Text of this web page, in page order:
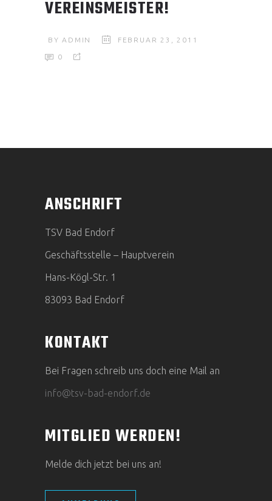
VEREINSMEISTER!
BYADMIN FEBRUAR 23, 2011
0
ANSCHRIFT
TSV Bad Endorf
Geschäftsstelle – Hauptverein
Hans-Kögl-Str. 1
83093 Bad Endorf
KONTAKT
Bei Fragen schreib uns doch eine Mail an
info@tsv-bad-endorf.de
MITGLIED WERDEN!
Melde dich jetzt bei uns an!